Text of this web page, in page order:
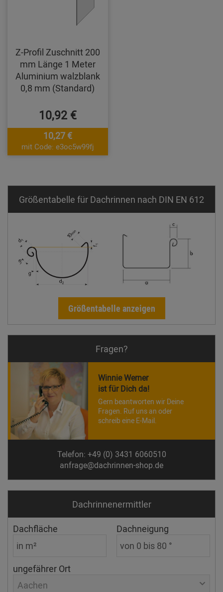
Z-Profil Zuschnitt 200
mm Länge 1 Meter
Aluminium walzblank
0,8 mm (Standard)
10,92 €
10,27 €
mit Code: e3oc5w99fj
Größentabelle für Dachrinnen nach DIN EN 612
Größentabelle anzeigen
Fragen?
Winnie Werner
ist für Dich da!
Gern beantworten wir Deine
Fragen. Ruf uns an oder
schreib eine E-Mail.
Telefon: +49 (0) 3431 6060510
anfrage@dachrinnen-shop.de
Dachrinnen­ermittler
Dachfläche Dachneigung
ungefährer Ort
Aachen